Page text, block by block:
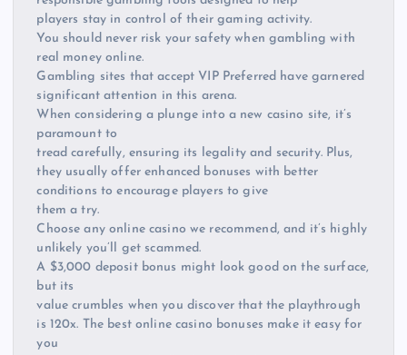
players stay in control of their gaming activity.
You should never risk your safety when gambling with
real money online.
Gambling sites that accept VIP Preferred have garnered
significant attention in this arena.
When considering a plunge into a new casino site, it’s
paramount to
tread carefully, ensuring its legality and security. Plus,
they usually offer enhanced bonuses with better
conditions to encourage players to give
them a try.
Choose any online casino we recommend, and it’s highly
unlikely you’ll get scammed.
A $3,000 deposit bonus might look good on the surface,
but its
value crumbles when you discover that the playthrough
is 120x. The best online casino bonuses make it easy for
you